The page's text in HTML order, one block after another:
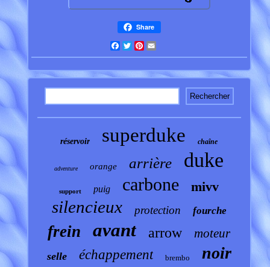
Share
Facebook
TwitterPinterest
réservoir superduke chaîne
adventure orange arrière duke
support puig carbone mivv
silencieux protection fourche
frein avant arrow moteur
selle échappement brembo noir